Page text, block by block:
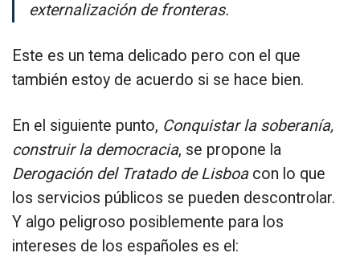
externalización de fronteras.
Este es un tema delicado pero con el que
también estoy de acuerdo si se hace bien.
En el siguiente punto, Conquistar la soberanía,
construir la democracia, se propone la
Derogación del Tratado de Lisboacon lo que
los servicios públicos se pueden descontrolar.
Y algo peligroso posiblemente para los
intereses de los españoles es el: